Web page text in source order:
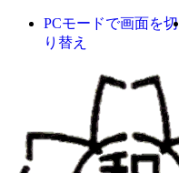
PCモードで画面を切
り替え